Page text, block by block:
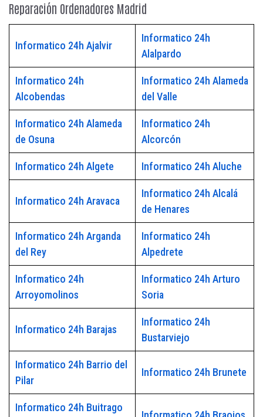
Reparación Ordenadores Madrid
Informatico 24h Ajalvir
Informatico 24h
Alalpardo
Informatico 24h
Alcobendas
Informatico 24h Alameda
del Valle
Informatico 24h Alameda
de Osuna
Informatico 24h
Alcorcón
Informatico 24h Algete Informatico 24h Aluche
Informatico 24h Aravaca
Informatico 24h Alcalá
de Henares
Informatico 24h Arganda
del Rey
Informatico 24h
Alpedrete
Informatico 24h
Arroyomolinos
Informatico 24h Arturo
Soria
Informatico 24h Barajas
Informatico 24h
Bustarviejo
Informatico 24h Barrio del
Pilar
Informatico 24h Brunete
Informatico 24h Buitrago